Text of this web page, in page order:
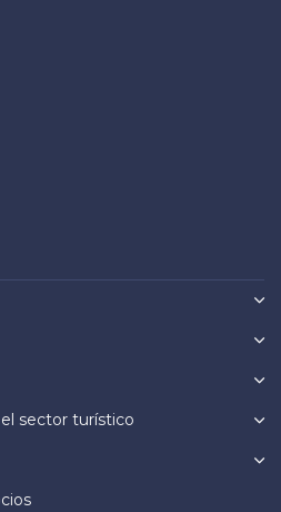
sector turístico